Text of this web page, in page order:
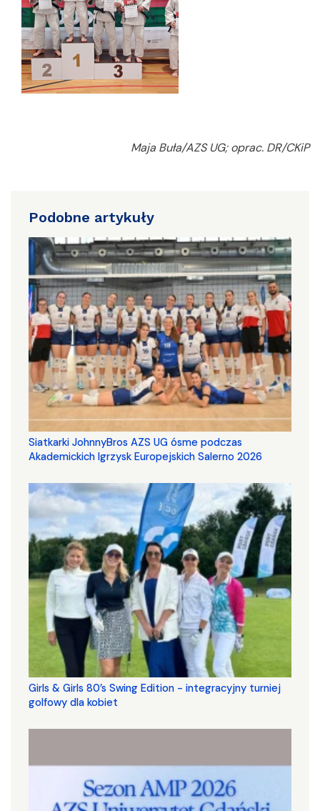
Maja Buła/AZS UG; oprac. DR/CKiP
Podobne artykuły
Siatkarki JohnnyBros AZS UG ósme podczas
Akademickich Igrzysk Europejskich Salerno 2026
Girls & Girls 80’s Swing Edition - integracyjny turniej
golfowy dla kobiet